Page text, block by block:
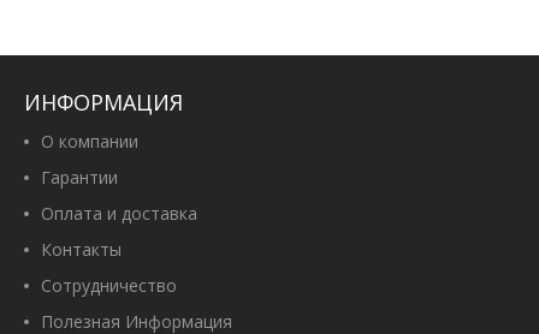
ИНФОРМАЦИЯ
О компании
Гарантии
Оплата и доставка
Контакты
Сотрудничество
Полезная Информация